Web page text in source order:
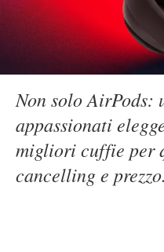
Non solo AirPods:
appassionati
migliori cuffie per
cancelling e prezzo.